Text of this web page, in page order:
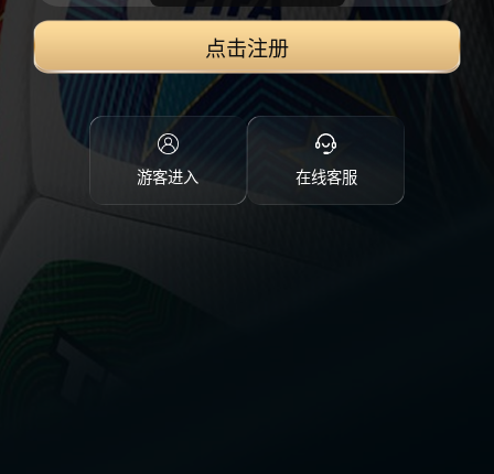
点击注册
游客进入 在线客服